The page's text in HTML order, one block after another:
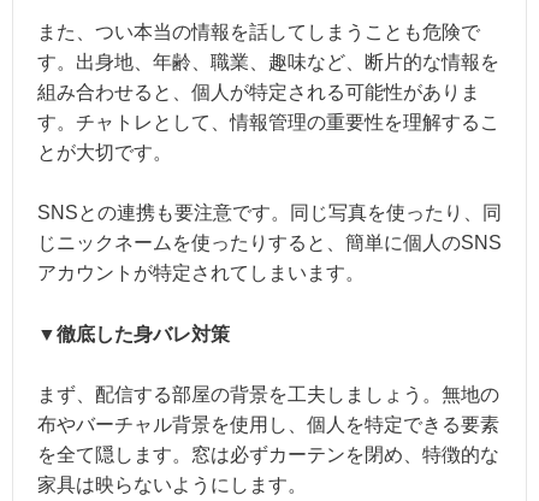
また、つい本当の情報を話してしまうことも危険で
す。出身地、年齢、職業、趣味など、断片的な情報を
組み合わせると、個人が特定される可能性がありま
す。チャトレとして、情報管理の重要性を理解するこ
とが大切です。
SNSとの連携も要注意です。同じ写真を使ったり、同
じニックネームを使ったりすると、簡単に個人のSNS
アカウントが特定されてしまいます。
▼徹底した身バレ対策
まず、配信する部屋の背景を工夫しましょう。無地の
布やバーチャル背景を使用し、個人を特定できる要素
を全て隠します。窓は必ずカーテンを閉め、特徴的な
家具は映らないようにします。